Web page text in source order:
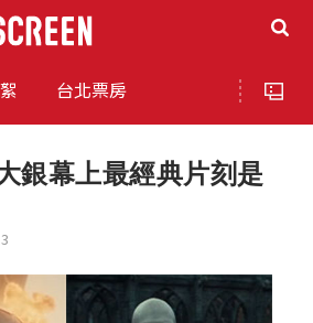
台北票房
銀幕上最經典片刻是